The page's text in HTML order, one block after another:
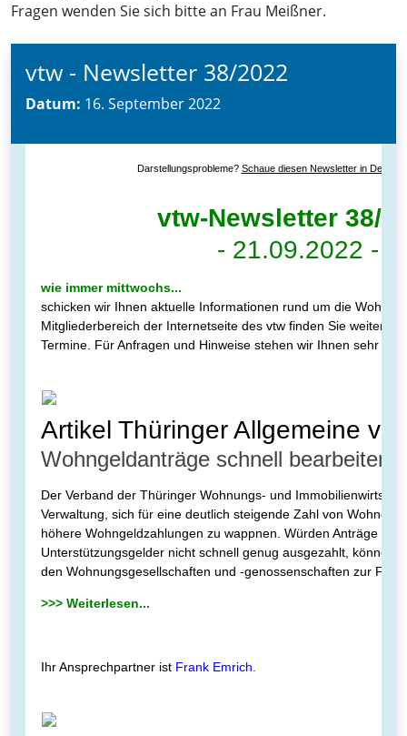
Fragen wenden Sie sich bitte an Frau Meißner.
vtw - Newsletter 38/2022
Datum: 16. September 2022